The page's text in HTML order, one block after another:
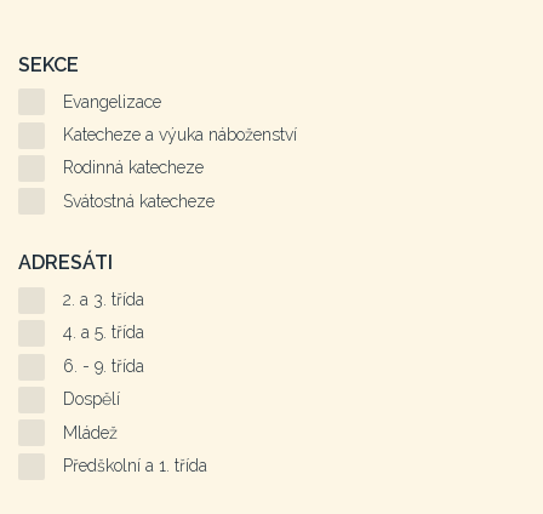
SEKCE
Evangelizace
Katecheze a výuka náboženství
Rodinná katecheze
Svátostná katecheze
ADRESÁTI
2. a 3. třída
4. a 5. třída
6. - 9. třída
Dospělí
Mládež
Předškolní a 1. třída